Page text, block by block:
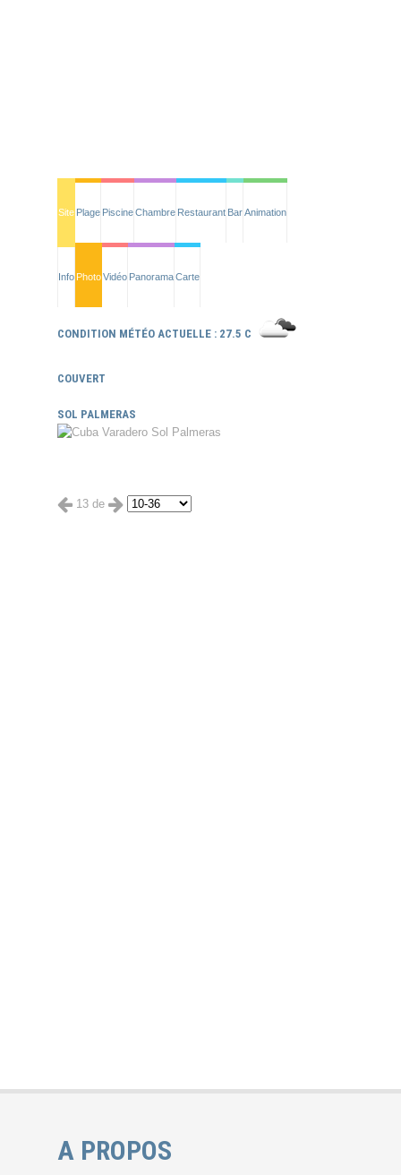
Site Plage PiscineChambre Restaurant BarAnimation
Info PhotoVidéo PanoramaCarte
CONDITION MÉTÉO ACTUELLE : 27.5 C
COUVERT
SOL PALMERAS
13 de
A PROPOS